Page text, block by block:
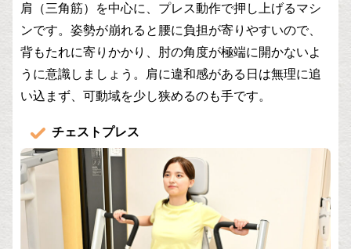
肩（三角筋）を中心に、プレス動作で押し上げるマシ
ンです。姿勢が崩れると腰に負担が寄りやすいので、
背もたれに寄りかかり、肘の角度が極端に開かないよ
うに意識しましょう。肩に違和感がある日は無理に追
い込まず、可動域を少し狭めるのも手です。
チェストプレス